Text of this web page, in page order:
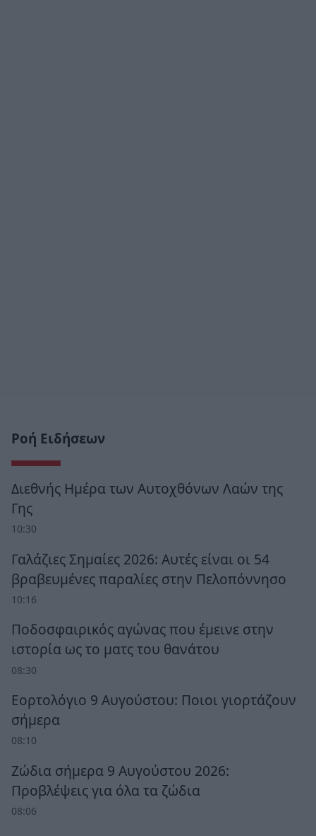
Ροή Ειδήσεων
Διεθνής Ημέρα των Αυτοχθόνων Λαών της
Γης
10:30
Γαλάζιες Σημαίες 2026: Αυτές είναι οι 54
βραβευμένες παραλίες στην Πελοπόννησο
10:16
Ποδοσφαιρικός αγώνας που έμεινε στην
ιστορία ως το ματς του θανάτου
08:30
Εορτολόγιο 9 Αυγούστου: Ποιοι γιορτάζουν
σήμερα
08:10
Ζώδια σήμερα 9 Αυγούστου 2026:
Προβλέψεις για όλα τα ζώδια
08:06